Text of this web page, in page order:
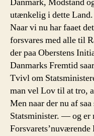
utænkelig i dette Land.
Naar vi nu har faaet
forsvares med alle til
der paa Oberstens
Danmarks Fremtid
Tvivl om
man vel Lov til at tro,
Men naar der nu af
Statsminister. — og er